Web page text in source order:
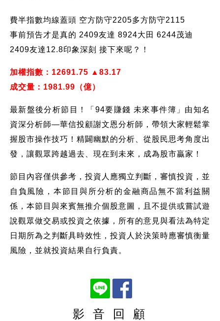
費半指數均線蓋頭 空方防守2205多方防守2115
事前預告才是真的 2409友達 8924大田 6244茂迪
2409友達12.8印象深刻 接下來呢？！
加權指數：12691.75 ▲83.17
成交量：1981.99（億）
最新盤後分析節目！「94要賺錢 未來事件簿」由知名
資深分析師—華信投顧謝文恩分析師，帶領大家輕鬆掌
握股市操作技巧！精闢幽默的分析、從股民思考角度出
發，讓觀眾跨越過去、現在到未來，成為股市贏家！
節目內容僅供參考，投資人應獨立判斷，審慎投資，並
自負風險，本節目與所分析的金融商品無不當利益關
係，本節目與來賓無推介個股意圖，且不提供或嘗試遊
說觀眾做交易或投資之依據，所有的意見與看法為特定
日期所為之判斷具時效性，投資人於決策時應審慎衡量
風險，並就投資結果自行負責。
影 音 回 顧